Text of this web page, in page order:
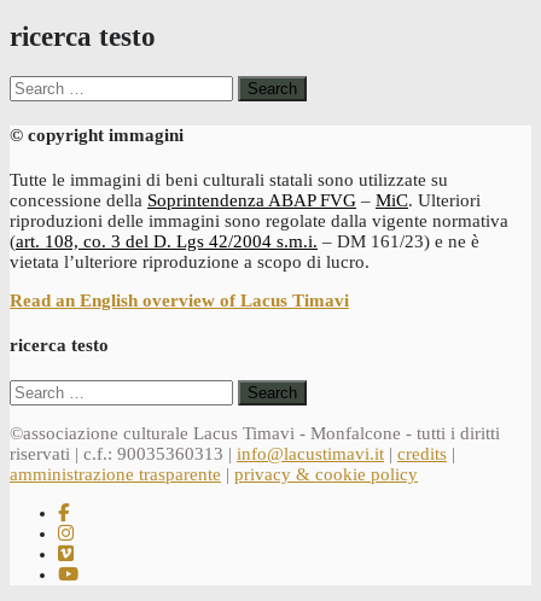
ricerca testo
Search
for:
© copyright immagini
Tutte le immagini di beni culturali statali sono utilizzate su
concessione della Soprintendenza ABAP FVG – MiC. Ulteriori
riproduzioni delle immagini sono regolate dalla vigente normativa
(art. 108, co. 3 del D. Lgs 42/2004 s.m.i. – DM 161/23) e ne è
vietata l’ulteriore riproduzione a scopo di lucro.
Read an English overview of Lacus Timavi
ricerca testo
Search
for:
©associazione culturale Lacus Timavi - Monfalcone - tutti i diritti
riservati | c.f.: 90035360313 | info@lacustimavi.it | credits |
amministrazione trasparente | privacy & cookie policy